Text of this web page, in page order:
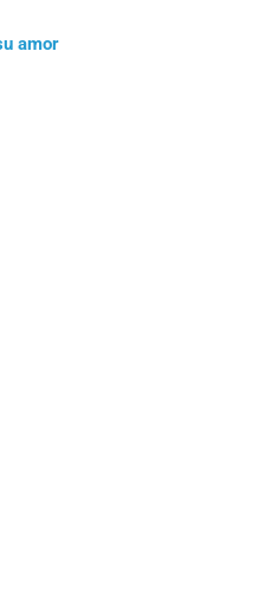
amor